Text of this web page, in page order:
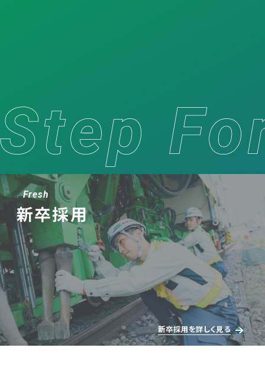
Fresh
新卒採用
新卒採用を詳しく見る